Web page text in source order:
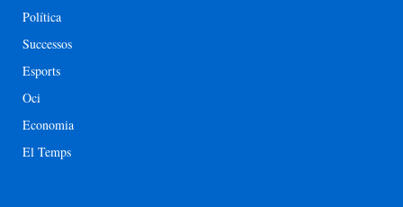
Política
Successos
Esports
Oci
Economia
El Temps